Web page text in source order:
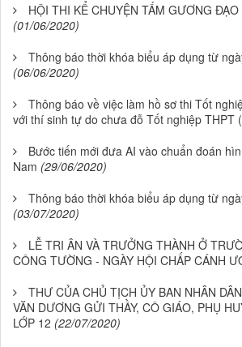
HỘI THI KỂ CHUYỆN TẤM GƯƠNG
(01/06/2020)
Thông báo thời khóa biểu áp dụng từ
(06/06/2020)
Thông báo về việc làm hồ sơ thi Tốt
với thí sinh tự do chưa đỗ Tốt nghiệp THPT
Bước tiến mới đưa AI vào chuẩn đoán
Nam (29/06/2020)
Thông báo thời khóa biểu áp dụng từ
(03/07/2020)
LỄ TRI ÂN VÀ TRƯỞNG THÀNH Ở
CÔNG TƯỜNG - NGÀY HỘI CHẤP CÁNH
THƯ CỦA CHỦ TỊCH ỦY BAN NHÂN
VĂN DƯƠNG GỬI THẦY, CÔ GIÁO, PHỤ
LỚP 12 (22/07/2020)